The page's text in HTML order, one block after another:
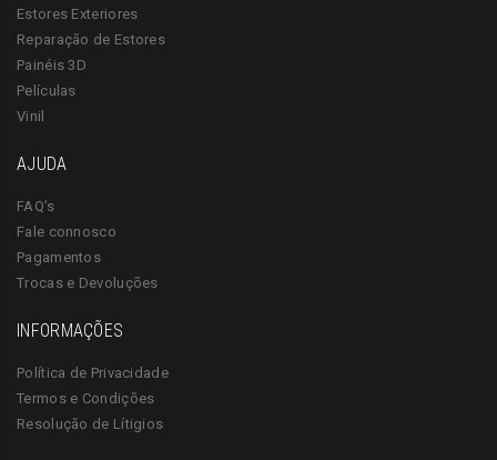
Estores Exteriores
Reparação de Estores
Painéis 3D
Películas
Vinil
AJUDA
FAQ’s
Fale connosco
Pagamentos
Trocas e Devoluções
INFORMAÇÕES
Política de Privacidade
Termos e Condições
Resolução de Lítigios